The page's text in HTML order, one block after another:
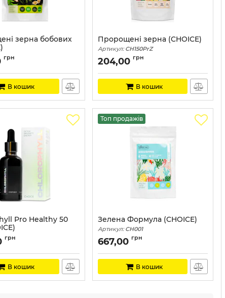
зерна бобових
грн
В кошик
Пророщені зерна (CHOICE)
Артикул: CH150PrZ
204,00 грн
В кошик
Pro Healthy 50
грн
В кошик
Топ продажів
Зелена Формула (CHOICE)
Артикул: CH001
667,00 грн
В кошик